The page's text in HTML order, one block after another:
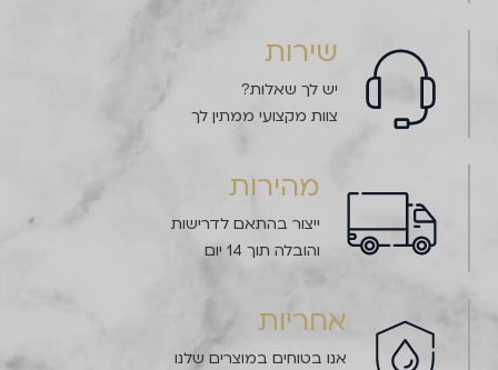
שירות
יש לך שאלות?
צוות מקצועי ממתין לך
מהירות
ייצור בהתאם לדרישות
והובלה תוך 14 יום
אחריות
אנו בטוחים במוצרים שלנו